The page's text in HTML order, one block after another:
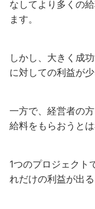
なしてより多くの
ます。
しかし、大きく成
に対しての利益が
一方で、経営者の
給料をもらおうと
1つのプロジェクト
れだけの利益が出